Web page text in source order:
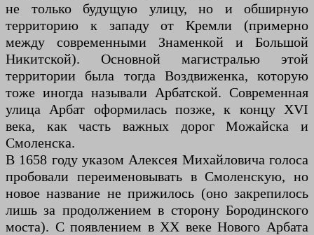
не только будущую улицу, но и обширную
территорию к западу от Кремли (примерно
между современными Знаменкой и Большой
Никитской). Основной магистралью этой
территории была тогда Воздвиженка, которую
тоже иногда называли Арбатской. Современная
улица Арбат оформилась позже, к концу XVI
века, как часть важных дорог Можайска и
Смоленска.
В 1658 году указом Алексея Михайловича голоса
пробовали переименовывать в Смоленскую, но
новое название не прижилось (оно закрепилось
лишь за продолжением в сторону Бородинского
моста). С появлением в XX веке Нового Арбата